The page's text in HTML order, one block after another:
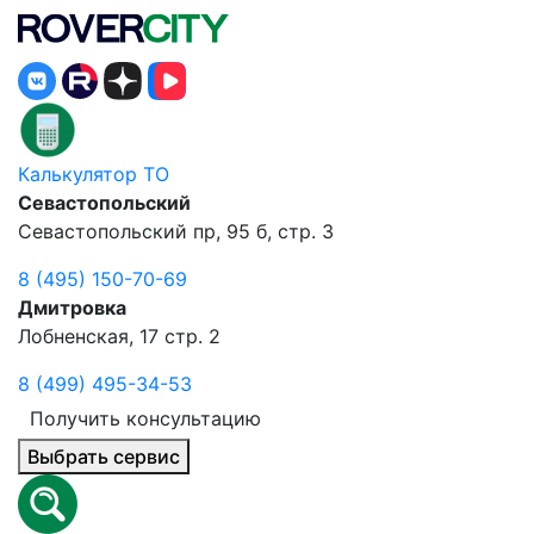
Калькулятор ТО
Севастопольский
Севастопольский пр, 95 б, стр. 3
8 (495) 150-70-69
Дмитровка
Лобненская, 17 стр. 2
8 (499) 495-34-53
Получить консультацию
Выбрать сервис